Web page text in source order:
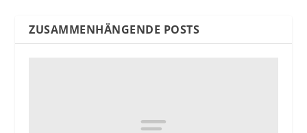
ZUSAMMENHÄNGENDE POSTS